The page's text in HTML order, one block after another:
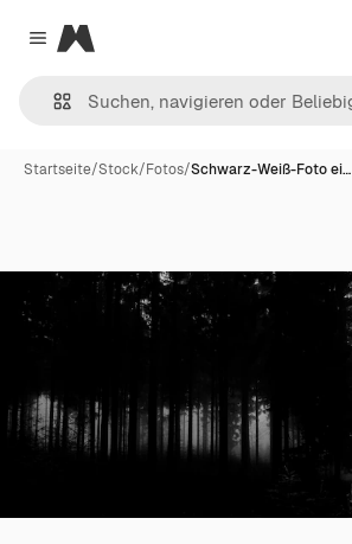
Close menu
Magnific
Startseite/Stock/Fotos/Schwarz-Weiß-Foto ei…